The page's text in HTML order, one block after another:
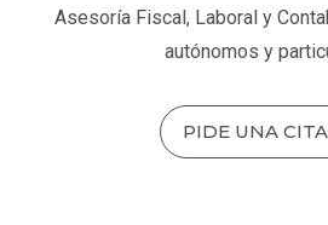
Asesoría Fiscal, Laboral y
autónomos y
PIDE UNA CITA